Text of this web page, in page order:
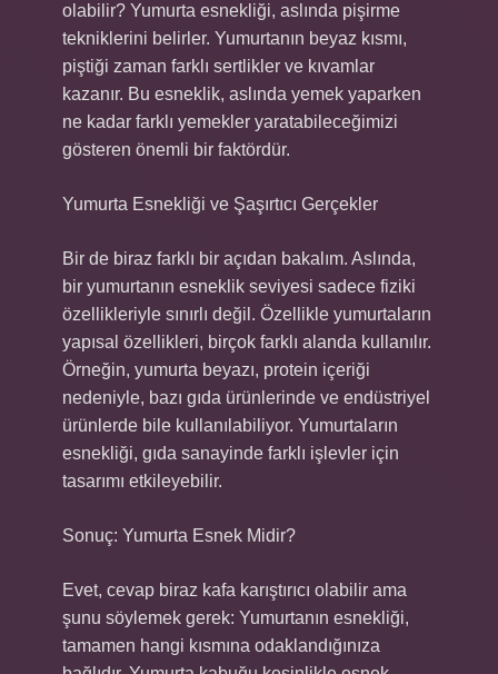
olabilir? Yumurta esnekliği, aslında pişirme
tekniklerini belirler. Yumurtanın beyaz kısmı,
piştiği zaman farklı sertlikler ve kıvamlar
kazanır. Bu esneklik, aslında yemek yaparken
ne kadar farklı yemekler yaratabileceğimizi
gösteren önemli bir faktördür.
Yumurta Esnekliği ve Şaşırtıcı Gerçekler
Bir de biraz farklı bir açıdan bakalım. Aslında,
bir yumurtanın esneklik seviyesi sadece fiziki
özellikleriyle sınırlı değil. Özellikle yumurtaların
yapısal özellikleri, birçok farklı alanda kullanılır.
Örneğin, yumurta beyazı, protein içeriği
nedeniyle, bazı gıda ürünlerinde ve endüstriyel
ürünlerde bile kullanılabiliyor. Yumurtaların
esnekliği, gıda sanayinde farklı işlevler için
tasarımı etkileyebilir.
Sonuç: Yumurta Esnek Midir?
Evet, cevap biraz kafa karıştırıcı olabilir ama
şunu söylemek gerek: Yumurtanın esnekliği,
tamamen hangi kısmına odaklandığınıza